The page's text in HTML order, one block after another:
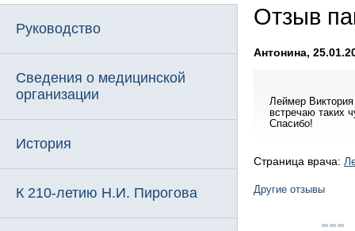
Руководство
Сведения о медицинской
организации
История
К 210-летию Н.И. Пирогова
Отзыв
Антонина,
Леймер
встречаю таких
Спасибо!
Страница врача:
Другие отзывы